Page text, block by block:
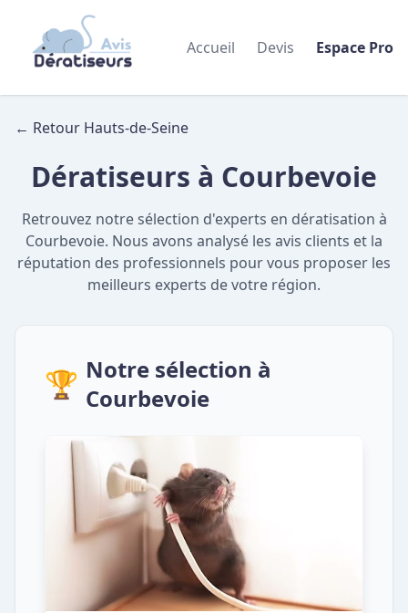
Accueil Devis Espace Pro
← Retour Hauts-de-Seine
Dératiseurs à Courbevoie
Retrouvez notre sélection d'experts en dératisation à
Courbevoie. Nous avons analysé les avis clients et la
réputation des professionnels pour vous proposer les
meilleurs experts de votre région.
🏆 Notre sélection à
Courbevoie